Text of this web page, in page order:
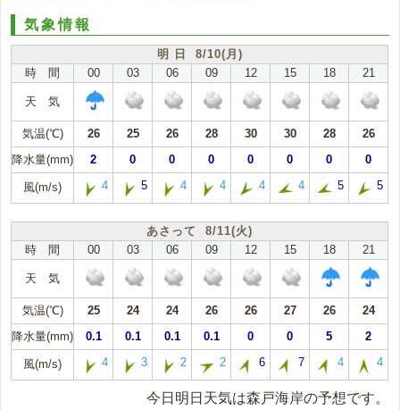
気象情報
明 日 8/10(月)
時 間
00 03 06 09 12 15 18 21
天 気
気温(℃) 26 25 26 28 30 30 28
26
降水量(mm)
2 0 0 0 0 0 0 0
風(m/s) 4 5 4 4 4 4 5 5
あさって 8/11(火)
時 間
00 03 06 09 12 15 18 21
天 気
気温(℃) 25 24 24 26 26 27 26
24
降水量(mm)
0.1 0.1 0.1 0.1 0 0 5 2
風(m/s) 4 3 2 2 6 7 4 4
今日明日天気は森戸海岸の予想です。